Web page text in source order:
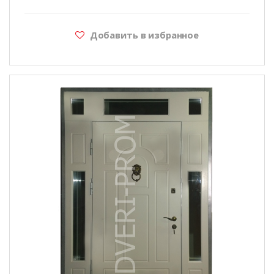
Добавить в избранное